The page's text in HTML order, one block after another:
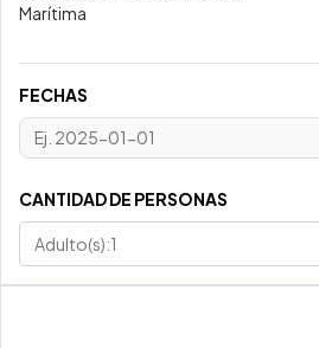
Marítima
FECHAS
CANTIDAD DE PERSONAS